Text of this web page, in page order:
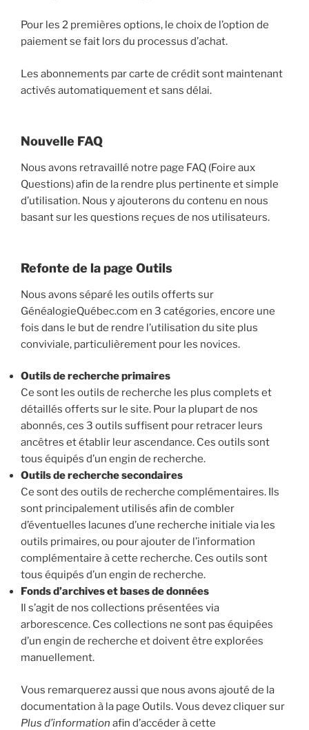
Pour les 2 premières options, le choix de l’option de
paiement se fait lors du processus d’achat.
Les abonnements par carte de crédit sont maintenant
activés automatiquement et sans délai.
Nouvelle FAQ
Nous avons retravaillé notre page FAQ (Foire aux
Questions) afin de la rendre plus pertinente et simple
d’utilisation. Nous y ajouterons du contenu en nous
basant sur les questions reçues de nos utilisateurs.
Refonte de la page Outils
Nous avons séparé les outils offerts sur
GénéalogieQuébec.com en 3 catégories, encore une
fois dans le but de rendre l’utilisation du site plus
conviviale, particulièrement pour les novices.
Outils de recherche primaires
Ce sont les outils de recherche les plus complets et
détaillés offerts sur le site. Pour la plupart de nos
abonnés, ces 3 outils suffisent pour retracer leurs
ancêtres et établir leur ascendance. Ces outils sont
tous équipés d’un engin de recherche.
Outils de recherche secondaires
Ce sont des outils de recherche complémentaires. Ils
sont principalement utilisés afin de combler
d’éventuelles lacunes d’une recherche initiale via les
outils primaires, ou pour ajouter de l’information
complémentaire à cette recherche. Ces outils sont
tous équipés d’un engin de recherche.
Fonds d’archives et bases de données
Il s’agit de nos collections présentées via
arborescence. Ces collections ne sont pas équipées
d’un engin de recherche et doivent être explorées
manuellement.
Vous remarquerez aussi que nous avons ajouté de la
documentation à la page Outils. Vous devez cliquer sur
Plus d’information afin d’accéder à cette